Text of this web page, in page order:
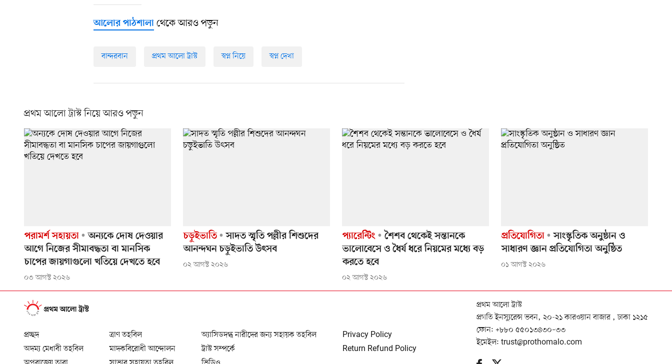
আলোর পাঠশালা থেকে আরও পড়ুন
বান্দরবান প্রথম আলো ট্রাস্ট স্বপ্ন নিয়ে স্বপ্ন দেখা
প্রথম আলো ট্রাস্ট নিয়ে আরও পড়ুন
পরামর্শ সহায়তা
অন্যকে দোষ দেওয়ার
আগে নিজের সীমাবদ্ধতা বা মানসিক
চাপের জায়গাগুলো খতিয়ে দেখতে হবে
০৩ আগস্ট ২০২৬
চড়ুইভাতি
সাদত স্মৃতি পল্লীর শিশুদের
আনন্দঘন চড়ুইভাতি উৎসব
০২ আগস্ট ২০২৬
প্যারেন্টিং
শৈশব থেকেই সন্তানকে
ভালোবেসে ও ধৈর্য ধরে নিয়মের মধ্যে বড়
করতে হবে
০২ আগস্ট ২০২৬
প্রতিযোগিতা
সাংস্কৃতিক অনুষ্ঠান ও
সাধারণ জ্ঞান প্রতিযোগিতা অনুষ্ঠিত
০১ আগস্ট ২০২৬
প্রচ্ছদ
অদম্য মেধাবী তহবিল
ত্রাণ তহবিল
মাদকবিরোধী আন্দোলন
অ্যাসিডদগ্ধ নারীদের জন্য সহায়ক তহবিল
ট্রাস্ট সম্পর্কে
Privacy Policy
Return Refund Policy
প্রথম আলো ট্রাস্ট
প্রগতি ইনস্যুরেন্স ভবন, ২০-২১ কারওয়ান বাজার , ঢাকা ১২১৫
ফোন: +৮৮০ ৫৫০১৩৪৩০–৩৩
ইমেইল: trust@prothomalo.com